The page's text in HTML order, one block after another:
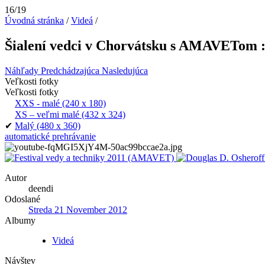
16/19
Úvodná stránka /Videá /
Šialení vedci v Chorvátsku s AMAVETom
Náhľady Predchádzajúca Nasledujúca
Veľkosti fotky
Veľkosti fotky
XXS - malé (240 x 180)
XS – veľmi malé (432 x 324)
✔ Malý (480 x 360)
automatické prehrávanie
Autor
deendi
Odoslané
Streda 21 November 2012
Albumy
Videá
Návštev